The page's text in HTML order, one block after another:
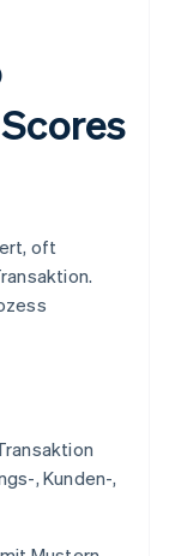
oft
, Kunden-,